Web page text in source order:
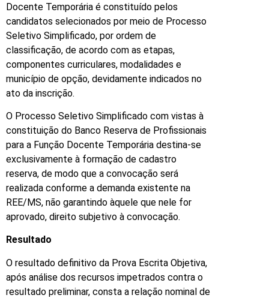
Docente Temporária é constituído pelos
candidatos selecionados por meio de Processo
Seletivo Simplificado, por ordem de
classificação, de acordo com as etapas,
componentes curriculares, modalidades e
município de opção, devidamente indicados no
ato da inscrição.
O Processo Seletivo Simplificado com vistas à
constituição do Banco Reserva de Profissionais
para a Função Docente Temporária destina-se
exclusivamente à formação de cadastro
reserva, de modo que a convocação será
realizada conforme a demanda existente na
REE/MS, não garantindo àquele que nele for
aprovado, direito subjetivo à convocação.
Resultado
O resultado definitivo da Prova Escrita Objetiva,
após análise dos recursos impetrados contra o
resultado preliminar, consta a relação nominal de